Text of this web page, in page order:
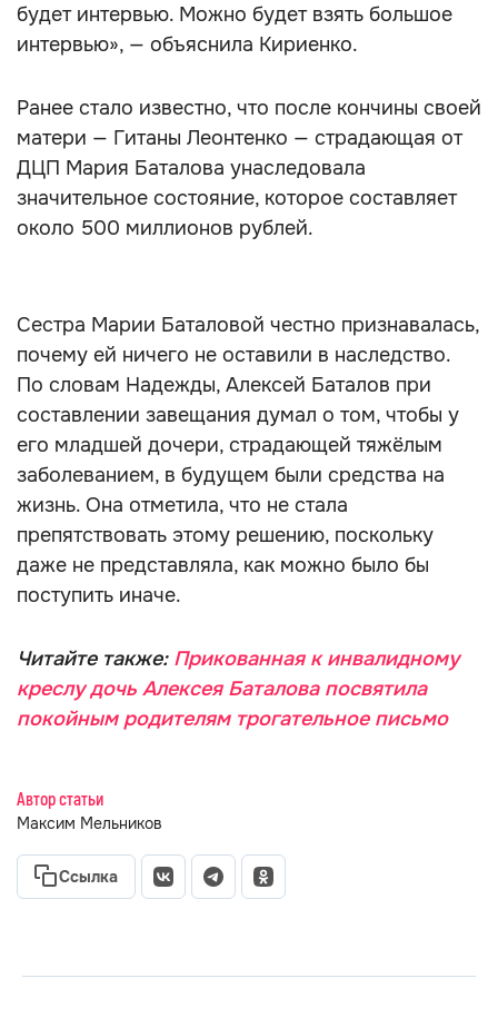
будет интервью. Можно будет взять большое
интервью», — объяснила Кириенко.
Ранее стало известно, что после кончины своей
матери — Гитаны Леонтенко — страдающая от
ДЦП Мария Баталова унаследовала
значительное состояние, которое составляет
около 500 миллионов рублей.
Сестра Марии Баталовой честно признавалась,
почему ей ничего не оставили в наследство.
По словам Надежды, Алексей Баталов при
составлении завещания думал о том, чтобы у
его младшей дочери, страдающей тяжёлым
заболеванием, в будущем были средства на
жизнь. Она отметила, что не стала
препятствовать этому решению, поскольку
даже не представляла, как можно было бы
поступить иначе.
Читайте также: Прикованная к инвалидному
креслу дочь Алексея Баталова посвятила
покойным родителям трогательное письмо
Автор статьи
Максим Мельников
Ссылка